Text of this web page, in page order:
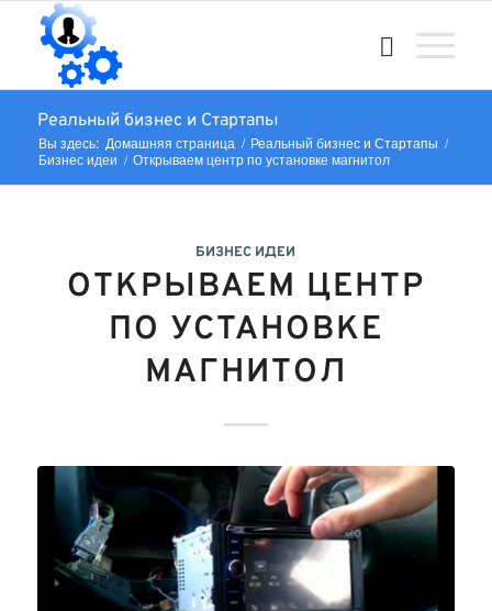
Реальный бизнес и Стартапы
Вы здесь: Домашняя страница / Реальный бизнес и Стартапы /
Бизнес идеи / Открываем центр по установке магнитол
БИЗНЕС ИДЕИ
ОТКРЫВАЕМ ЦЕНТР
ПО УСТАНОВКЕ
МАГНИТОЛ